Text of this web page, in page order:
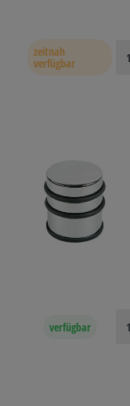
zeitnah
verfügbar
verfügbar